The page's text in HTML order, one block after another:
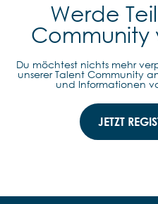
Werde
Community
Du möchtest nichts mehr
unserer Talent Community
und Informationen
JETZT